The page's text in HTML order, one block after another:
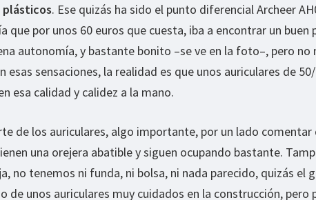
. Ese quizás ha sido el punto diferencial Archeer
que por unos 60 euros que cuesta, iba a encontrar un buen
autonomía, y bastante bonito –se ve en la foto–, pero no
esas sensaciones, la realidad es que unos auriculares de
esa calidad y calidez a la mano.
de los auriculares, algo importante, por un lado comentar
una orejera abatible y siguen ocupando bastante.
no tenemos ni funda, ni bolsa, ni nada parecido, quizás el
de unos auriculares muy cuidados en la construcción, pero